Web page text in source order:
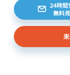
24時間
無料